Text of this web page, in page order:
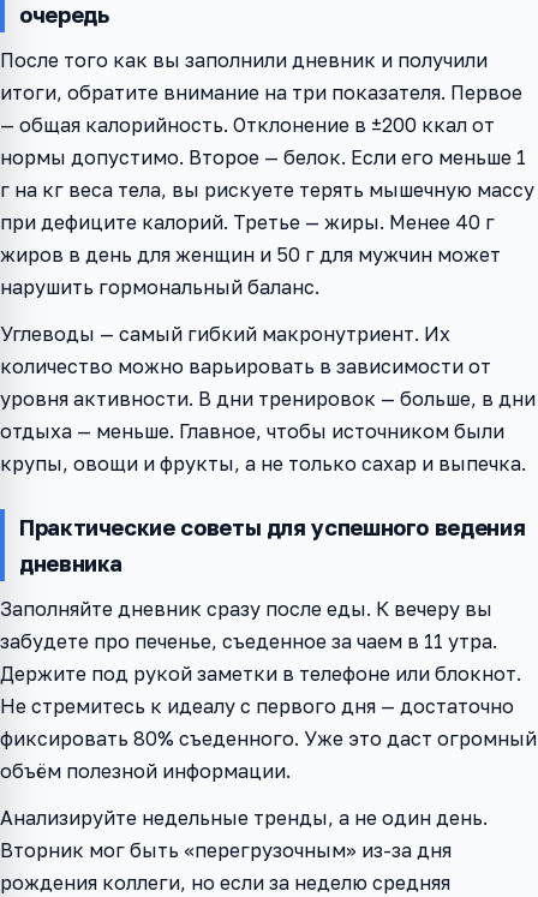
очередь
После того как вы заполнили дневник и получили
итоги, обратите внимание на три показателя. Первое
— общая калорийность. Отклонение в ±200 ккал от
нормы допустимо. Второе — белок. Если его меньше 1
г на кг веса тела, вы рискуете терять мышечную массу
при дефиците калорий. Третье — жиры. Менее 40 г
жиров в день для женщин и 50 г для мужчин может
нарушить гормональный баланс.
Углеводы — самый гибкий макронутриент. Их
количество можно варьировать в зависимости от
уровня активности. В дни тренировок — больше, в дни
отдыха — меньше. Главное, чтобы источником были
крупы, овощи и фрукты, а не только сахар и выпечка.
Практические советы для успешного ведения
дневника
Заполняйте дневник сразу после еды. К вечеру вы
забудете про печенье, съеденное за чаем в 11 утра.
Держите под рукой заметки в телефоне или блокнот.
Не стремитесь к идеалу с первого дня — достаточно
фиксировать 80% съеденного. Уже это даст огромный
объём полезной информации.
Анализируйте недельные тренды, а не один день.
Вторник мог быть «перегрузочным» из-за дня
рождения коллеги, но если за неделю средняя